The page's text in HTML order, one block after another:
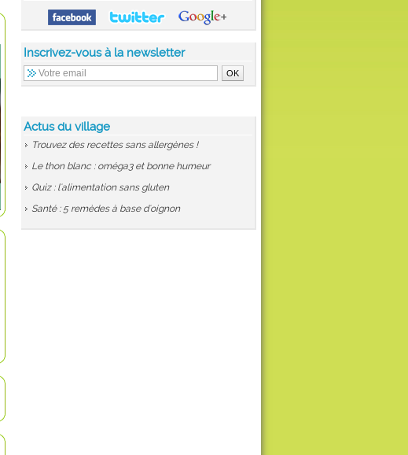
Inscrivez-vous à la newsletter
Actus du village
Trouvez des recettes sans allergènes !
Le thon blanc : oméga3 et bonne humeur
Quiz : l'alimentation sans gluten
Santé : 5 remèdes à base d'oignon